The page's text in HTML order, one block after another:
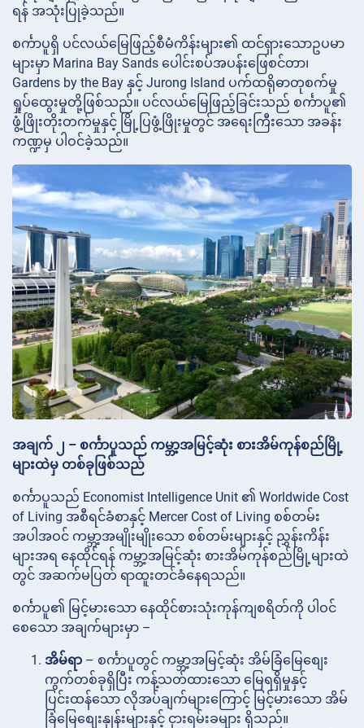
ရန် အသုံးပြုခဲ့သည်။
စင်္ကာပူရှိ ပင်လယ်မြေဖြည့်စီမံကိန်းများ၏ ထင်ရှားသောဥပမာ
များမှာ Marina Bay Sands ပေါင်းစပ်အပန်းဖြေစင်တာ၊
Gardens by the Bay နှင့် Jurong Island ပက်ထရိုဓာတုစက်မှု
ရှုပ်ထွေးမှုတို့ဖြစ်သည်။ ပင်လယ်မြေဖြည့်ခြင်းသည် စင်္ကာပူ၏
ဖွံ့ဖြိုးတိုးတက်မှုနှင့် မြို့ပြဖွံ့ဖြိုးမှုတွင် အရေးကြီးသော အခန်း
ကဏ္ဍမှ ပါဝင်ခဲ့သည်။
အချက် ၂ – စင်္ကာပူသည် ကမ္ဘာ့အမြင့်ဆုံး စားအိမ်ကုန်စည်မြို့
များထဲမှ တစ်ခုဖြစ်သည်
စင်္ကာပူသည် Economist Intelligence Unit ၏ Worldwide Cost
of Living အစီရင်ခံစာနှင့် Mercer Cost of Living စစ်တမ်း
အပါအဝင် ကမ္ဘာ့အမျိုးမျိုးသော စစ်တမ်းများနှင့် ညွှန်းကိန်း
များအရ နေထိုင်ရန် ကမ္ဘာ့အမြင့်ဆုံး စားအိမ်ကုန်စည်မြို့များထဲ
တွင် အဆက်မပြတ် ရာထူးတင်ခံနေရသည်။
စင်္ကာပူ၏ မြင့်မားသော နေထိုင်စားသုံးကုန်ကျစရိတ်ကို ပါဝင်
စေသော အချက်များမှာ –
အိမ်ရာ – စင်္ကာပူတွင် ကမ္ဘာ့အမြင့်ဆုံး အိမ်ခြံမြေစျေး
ကွက်တစ်ခုရှိပြီး ကန့်သတ်ထားသော မြေရရှိမှုနှင့်
ပြင်းထန်သော လိုအပ်ချက်များကြောင့် မြင့်မားသော အိမ်
ခြံမြေစျေးနှုန်းများနှင့် ငှားရမ်းခများ ရှိသည်။